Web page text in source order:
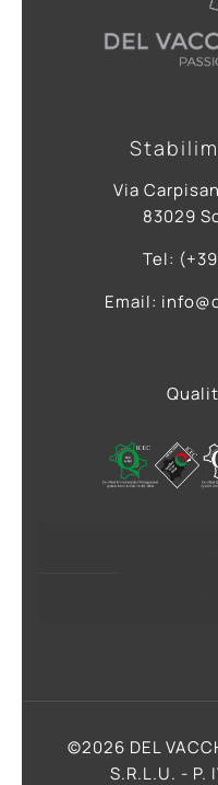
Via
83029
Tel:
Email:
©2026 DEL
S.R.L.U. - P.